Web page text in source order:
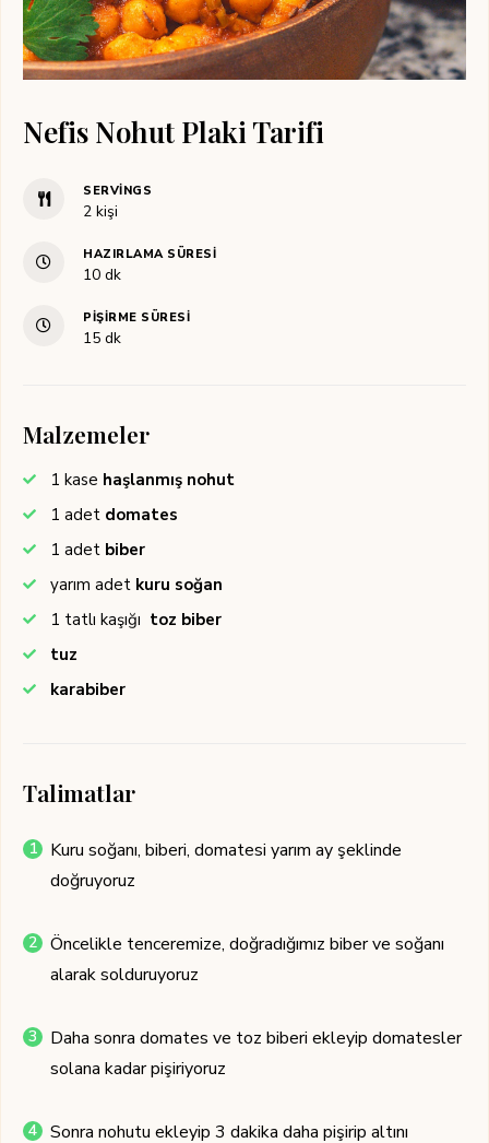
Nefis Nohut Plaki Tarifi
SERVINGS
2 kişi
HAZIRLAMA SÜRESI
10dakika
dk
PIŞIRME SÜRESI
15dakika
dk
Malzemeler
1 kase haşlanmış nohut
1 adet domates
1 adet biber
yarım adet kuru soğan
1 tatlı kaşığı toz biber
tuz
karabiber
Talimatlar
Kuru soğanı, biberi, domatesi yarım ay şeklinde
doğruyoruz
Öncelikle tenceremize, doğradığımız biber ve soğanı
alarak solduruyoruz
Daha sonra domates ve toz biberi ekleyip domatesler
solana kadar pişiriyoruz
Sonra nohutu ekleyip 3 dakika daha pişirip altını